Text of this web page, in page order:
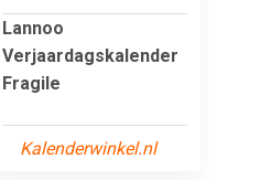
Lannoo
Verjaardagskalender
Fragile
Kalenderwinkel.nl